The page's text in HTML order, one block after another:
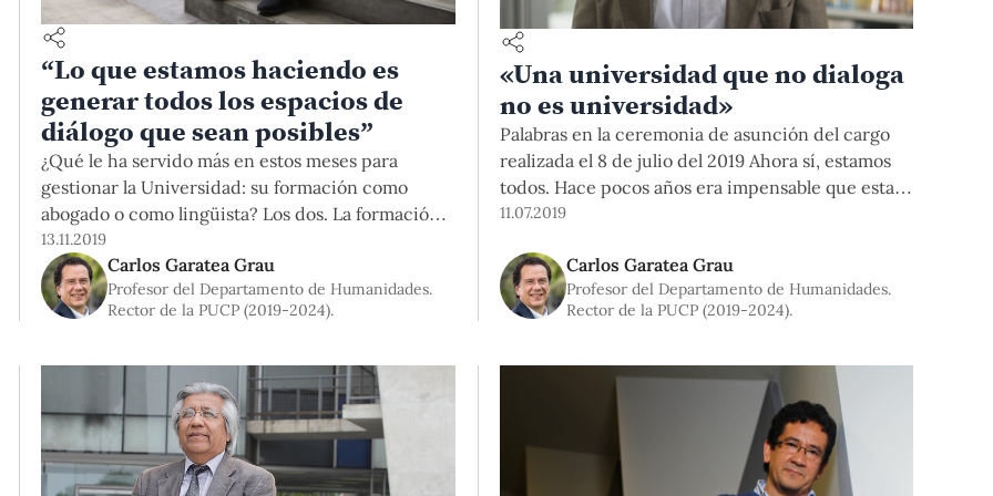
“Lo que estamos haciendo es
generar todos los espacios de
diálogo que sean posibles”
¿Qué le ha servido más en estos meses para
gestionar la Universidad: su formación como
abogado o como lingüista? Los dos. La formación
de abogado me ha permitido tener olfato para
detectar de dónde pueden venir algunos
problemas. La formación en humanidades me ha
servido para no dejar de dialogar, porque si hay
13.11.2019
Carlos Garatea Grau
Profesor del Departamento de Humanidades.
Rector de la PUCP (2019-2024).
«Una universidad que no dialoga
no es universidad»
Palabras en la ceremonia de asunción del cargo
realizada el 8 de julio del 2019 Ahora sí, estamos
todos. Hace pocos años era impensable que esta
sala tuviera la composición que presenta este
advertimos los motivos que nos traen aquí, se nos
descubre de inmediato que terminó el
11.07.2019
Carlos Garatea Grau
Profesor del Departamento de Humanidades.
Rector de la PUCP (2019-2024).